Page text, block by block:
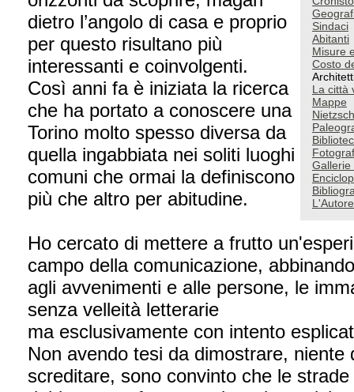
Sindaci
Abitanti
Misure
Costo
La città
Mappe
Gallerie
dietro l’angolo di casa e proprio
per questo risultano più
interessanti e coinvolgenti.
Così anni fa è iniziata la ricerca
che ha portato a conoscere una
Torino molto spesso diversa da
quella ingabbiata nei soliti luoghi
comuni che ormai la definiscono
più che altro per abitudine.
Ho cercato di mettere a frutto
campo della comunicazione,
agli avvenimenti e alle persone, le
senza velleità letterarie
ma esclusivamente con intento
Non avendo tesi da dimostrare, niente
screditare, sono convinto che le strade